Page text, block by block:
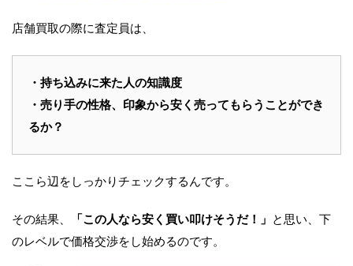
店舗買取の際に査定員は、
・持ち込みに来た人の知識度
・売り手の性格、印象から安く売ってもらうことができ
るか？
ここら辺をしっかりチェックするんです。
その結果、 「この人なら安く買い叩けそうだ！」 と思い、下
のレベルで価格交渉をし始めるのです。